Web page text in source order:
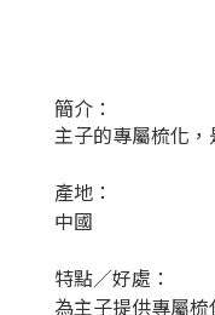
簡介：
主子的專屬梳化，
產地：
中國
特點／好處：
為主子提供專屬